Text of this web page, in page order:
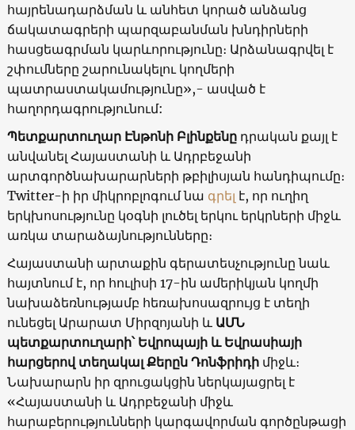
հայրենադարձման և անհետ կորած անձանց
ճակատագրերի պարզաբանման խնդիրների
հասցեագրման կարևորությունը։ Արձանագրվել է
շփումները շարունակելու կողմերի
պատրաստակամությունը»,- ասված է
հաղորդագրությունում:
Պետքարտուղար Էնթոնի Բլինքենըդրական քայլ է
անվանել Հայաստանի և Ադրբեջանի
արտգործնախարարների թբիլիսյան հանդիպումը։
Twitter-ի իր միկրոբլոգում նա գրել է, որ ուղիղ
երկխոսությունը կօգնի լուծել երկու երկրների միջև
առկա տարաձայնությունները։
Հայաստանի արտաքին գերատեսչությունը նաև
հայտնում է, որ հուլիսի 17-ին ամերիկյան կողմի
նախաձեռնությամբ հեռախոսազրույց է տեղի
ունեցել Արարատ Միրզոյանի և ԱՄՆ
պետքարտուղարի՝ Եվրոպայի և Եվրասիայի
հարցերով տեղակալ Քերըն Դոնֆրիդի միջև։
Նախարարն իր զրուցակցին ներկայացրել է
«Հայաստանի և Ադրբեջանի միջև
հարաբերությունների կարգավորման գործընթացի